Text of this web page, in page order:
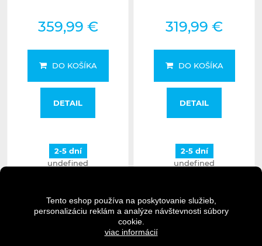
Tento eshop používa na poskytovanie služieb,
personalizáciu reklám a analýze návštevnosti súbory
cookie.
viac informácií
359,99 €
DO KOŠÍKA
DETAIL
2-5 dní
undefined
319,99 €
DO KOŠÍKA
DETAIL
2-5 dní
undefined